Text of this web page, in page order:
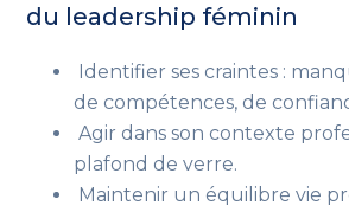
du leadership féminin
Identifier ses craintes :
de compétences, de
Agir dans son contexte
plafond de verre.
Maintenir un équilibre vie